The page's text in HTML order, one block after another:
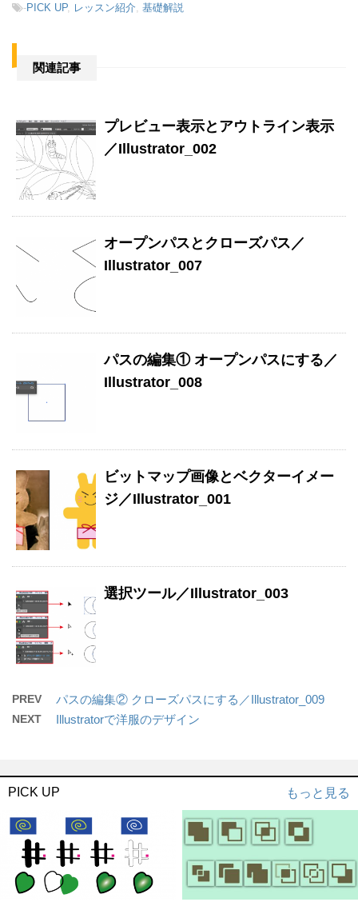
-PICK UP, レッスン紹介 基礎解説
関連記事
プレビュー表示とアウトライン表示
／Illustrator_002
オープンパスとクローズパス／
Illustrator_007
パスの編集① オープンパスにする／
Illustrator_008
ビットマップ画像とベクターイメー
ジ／Illustrator_001
選択ツール／Illustrator_003
PREV パスの編集② クローズパスにする／Illustrator_009
NEXT Illustratorで洋服のデザイン
PICK UP もっと見る